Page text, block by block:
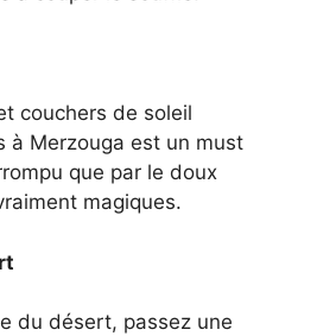
couchers de soleil
à Merzouga est un must
que par le doux
magiques.
du désert, passez une